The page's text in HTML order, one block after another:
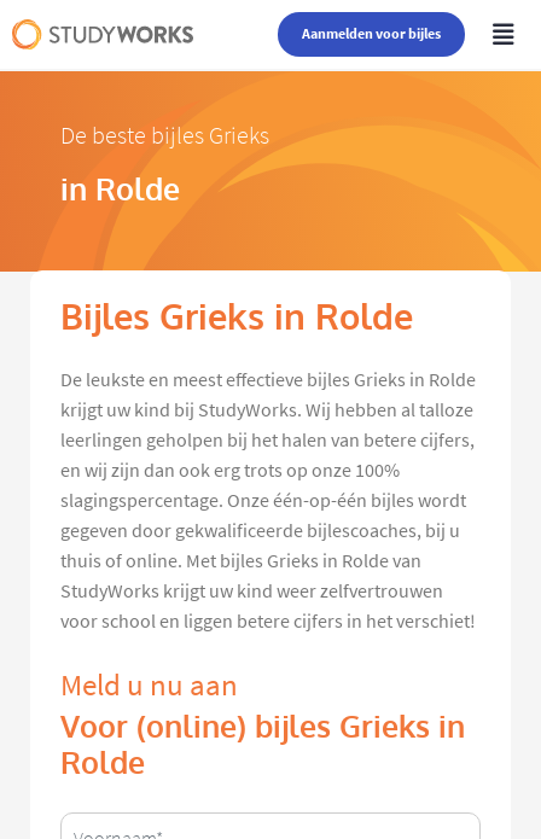
Aanmelden voor bijles
De beste bijles Grieks
in Rolde
Bijles Grieks in Rolde
De leukste en meest effectieve bijles Grieks in Rolde
krijgt uw kind bij StudyWorks. Wij hebben al talloze
leerlingen geholpen bij het halen van betere cijfers,
en wij zijn dan ook erg trots op onze 100%
slagingspercentage. Onze één-op-één bijles wordt
gegeven door gekwalificeerde bijlescoaches, bij u
thuis of online. Met bijles Grieks in Rolde van
StudyWorks krijgt uw kind weer zelfvertrouwen
voor school en liggen betere cijfers in het verschiet!
Meld u nu aan
Voor (online) bijles Grieks in
Rolde